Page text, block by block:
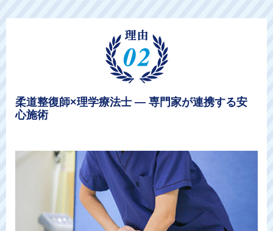
柔道整復師×理学療法士 ― 専門家が連携する安
心施術